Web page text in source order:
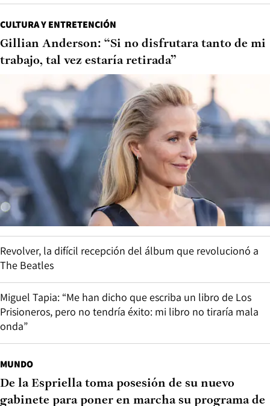
CULTURA Y ENTRETENCIÓN
Gillian Anderson: “Si no disfrutara tanto de mi
trabajo, tal vez estaría retirada”
Revolver, la difícil recepción del álbum que revolucionó a
The Beatles
Miguel Tapia: “Me han dicho que escriba un libro de Los
Prisioneros, pero no tendría éxito: mi libro no tiraría mala
onda”
MUNDO
De la Espriella toma posesión de su nuevo
gabinete para poner en marcha su programa de